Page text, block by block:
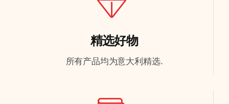
精选好物
所有产品均为意大利精选.